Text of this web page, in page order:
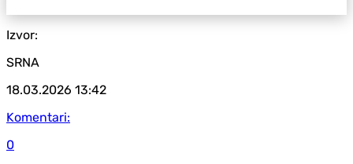
Izvor:
SRNA
18.03.2026 13:42
Komentari:
0